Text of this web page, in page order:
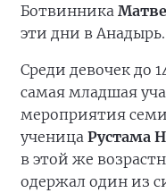
Ботвинника
эти дни в Анадырь.
Среди девочек до
самая младшая
мероприятия
ученица Рустама
в этой же
одержал один из